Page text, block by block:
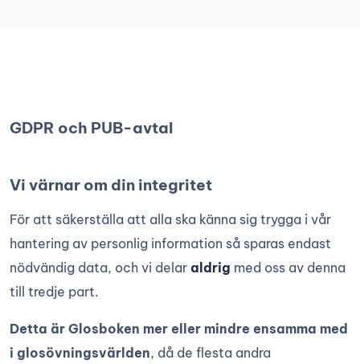
GDPR och PUB-avtal
Vi värnar om din integritet
För att säkerställa att alla ska känna sig trygga i vår
hantering av personlig information så sparas endast
nödvändig data, och vi delar aldrig med oss av denna
till tredje part.
Detta är Glosboken mer eller mindre ensamma med
i glosövningsvärlden, då de flesta andra